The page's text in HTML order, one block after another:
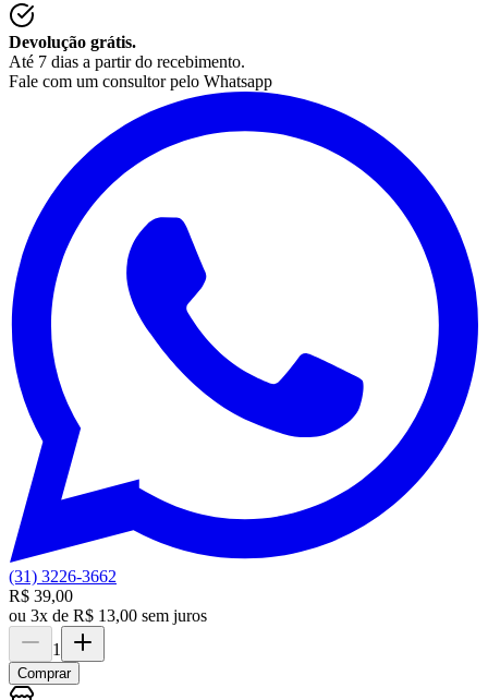
Devolução grátis.
Até 7 dias a partir do recebimento.
Fale com um consultor pelo Whatsapp
(31) 3226-3662
R$ 39,00
ou 3x de R$ 13,00 sem juros
1
Comprar